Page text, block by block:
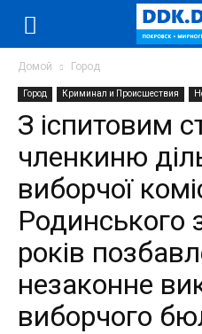
Домой Город
Город Криминал и Происшествия
З іспитовим
членкиню
виборчої
Родинського
років
незаконне
виборчого